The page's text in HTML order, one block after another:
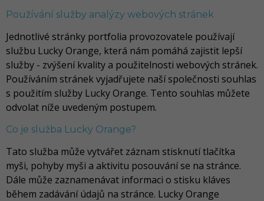
Používání služby analýzy webových stránek
Jednotlivé stránky portfolia provozovatele používají
službu Lucky Orange, která nám pomáhá zajistit lepší
služby - zvýšení kvality a použitelnosti webových stránek.
Používáním stránek vyjadřujete naší společnosti souhlas
s použitím služby Lucky Orange. Tento souhlas můžete
odvolat níže uvedeným postupem.
Co je služba Lucky Orange?
Tato služba může vytvářet záznam stisknutí tlačítka
myši, pohyby myši a aktivitu posouvání se na stránce.
Dále může zaznamenávat informaci o stisku kláves
během zadávání údajů na stránce. Lucky Orange